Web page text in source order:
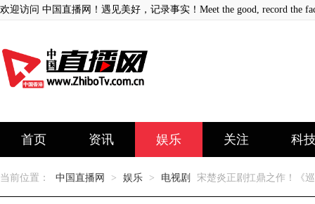
欢迎访问 中国直播网！遇见美好，记录事实！Meet the good, record the
首页 资讯 娱乐 关注 科
当前位置： 中国直播网 > 娱乐 > 电视剧 宋楚炎正剧扛鼎之作！《